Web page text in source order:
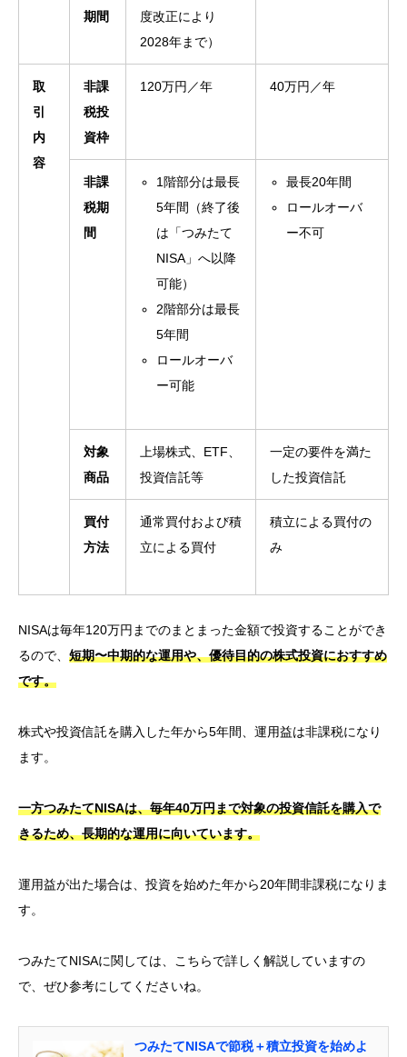
期間
度改正により
2028年まで）
取
引
内
容
非課
税投
資枠
120万円／年 40万円／年
非課
税期
間
1階部分は最長
5年間（終了後
は「つみたて
NISA」へ以降
可能）
2階部分は最長
5年間
ロールオーバ
ー可能
最長20年間
ロールオーバ
ー不可
対象
商品
上場株式、ETF、
投資信託等
一定の要件を満た
した投資信託
買付
方法
通常買付および積
立による買付
積立による買付の
み
NISAは毎年120万円までのまとまった金額で投資することができ
るので、 短期〜中期的な運用や、優待目的の株式投資におすすめ
です。
株式や投資信託を購入した年から5年間、運用益は非課税になり
ます。
一方つみたてNISAは、毎年40万円まで対象の投資信託を購入で
きるため、長期的な運用に向いています。
運用益が出た場合は、投資を始めた年から20年間非課税になりま
す。
つみたてNISAに関しては、こちらで詳しく解説していますの
で、ぜひ参考にしてくださいね。
つみたてNISAで節税＋積立投資を始めよ